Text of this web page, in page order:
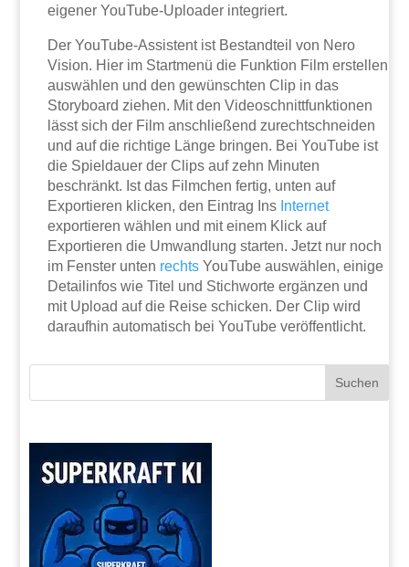
eigener YouTube-Uploader integriert.
Der YouTube-Assistent ist Bestandteil von Nero
Vision. Hier im Startmenü die Funktion Film erstellen
auswählen und den gewünschten Clip in das
Storyboard ziehen. Mit den Videoschnittfunktionen
lässt sich der Film anschließend zurechtschneiden
und auf die richtige Länge bringen. Bei YouTube ist
die Spieldauer der Clips auf zehn Minuten
beschränkt. Ist das Filmchen fertig, unten auf
Exportieren klicken, den Eintrag Ins Internet
exportieren wählen und mit einem Klick auf
Exportieren die Umwandlung starten. Jetzt nur noch
im Fenster unten rechts YouTube auswählen, einige
Detailinfos wie Titel und Stichworte ergänzen und
mit Upload auf die Reise schicken. Der Clip wird
daraufhin automatisch bei YouTube veröffentlicht.